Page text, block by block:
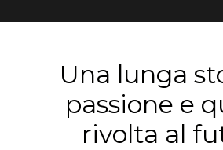
Una lunga
passione e
rivolta al